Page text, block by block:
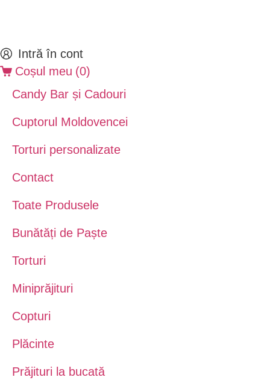
Intră în cont
Coșul meu (0)
Candy Bar și Cadouri
Cuptorul Moldovencei
Torturi personalizate
Contact
Toate Produsele
Bunătăți de Paște
Torturi
Miniprăjituri
Copturi
Plăcinte
Prăjituri la bucată